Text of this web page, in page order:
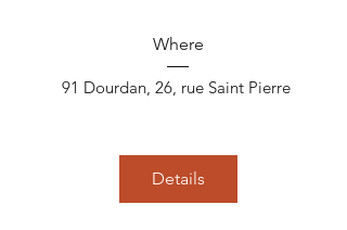
Where
91 Dourdan, 26, rue Saint Pierre
Details